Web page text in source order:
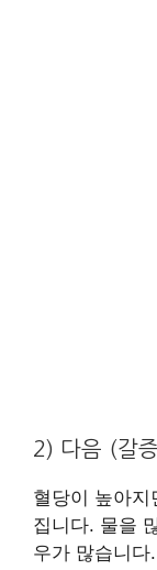
2) 다음 (갈
혈당이 높아지
집니다. 물을
우가 많습니다.